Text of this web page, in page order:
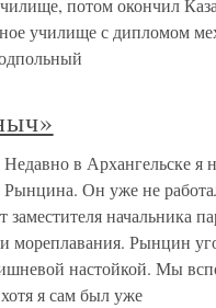
потом окончил
училище с дипломом
в Архангельске я
Он уже не
начальника
мореплавания. Рынцин
настойкой. Мы
я сам был уже